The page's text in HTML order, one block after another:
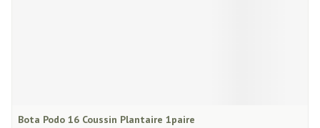
Bota Podo 16 Coussin Plantaire 1paire